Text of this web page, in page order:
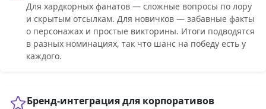
Для хардкорных фанатов — сложные вопросы по лору
и скрытым отсылкам. Для новичков — забавные факты
о персонажах и простые викторины. Итоги подводятся
в разных номинациях, так что шанс на победу есть у
каждого.
Бренд-интеграция для корпоративов